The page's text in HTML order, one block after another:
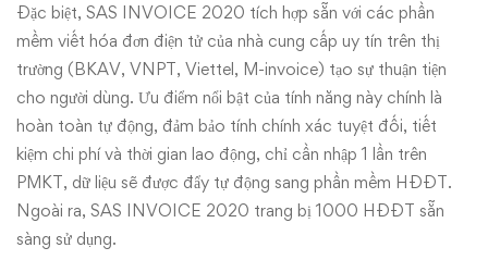
Đặc biệt, SAS INVOICE 2020 tích hợp sẵn với các phần
mềm viết hóa đơn điện tử của nhà cung cấp uy tín trên thị
trường (BKAV, VNPT, Viettel, M-invoice) tạo sự thuận tiện
cho người dùng. Ưu điểm nổi bật của tính năng này chính là
hoàn toàn tự động, đảm bảo tính chính xác tuyệt đối, tiết
kiệm chi phí và thời gian lao động, chỉ cần nhập 1 lần trên
PMKT, dữ liệu sẽ được đẩy tự động sang phần mềm HĐĐT.
Ngoài ra, SAS INVOICE 2020 trang bị 1000 HĐĐT sẵn
sàng sử dụng.